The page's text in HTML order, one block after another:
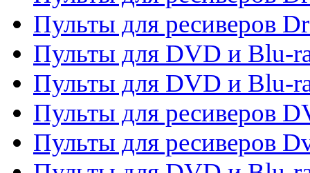
Пульты для ресиверов
Пульты для DVD и Blu-
Пульты для DVD и Blu-
Пульты для ресиверов
Пульты для ресиверов